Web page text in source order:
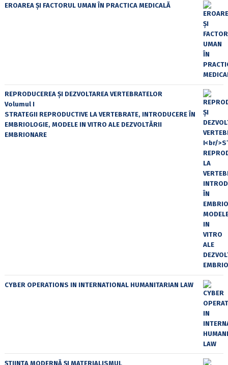
EROAREA ȘI FACTORUL UMAN ÎN PRACTICA MEDICALĂ
REPRODUCEREA ȘI DEZVOLTAREA VERTEBRATELOR
Volumul I
STRATEGII REPRODUCTIVE LA VERTEBRATE, INTRODUCERE ÎN
EMBRIOLOGIE, MODELE IN VITRO ALE DEZVOLTĂRII
EMBRIONARE
CYBER OPERATIONS IN INTERNATIONAL HUMANITARIAN LAW
ȘTIINȚA MODERNĂ ȘI MATERIALISMUL